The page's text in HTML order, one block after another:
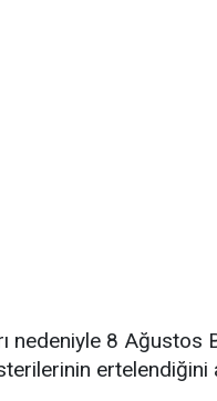
nedeniyle 8
ertelendiğini